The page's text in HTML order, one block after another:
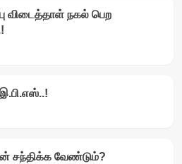
விடைத்தாள் நகல் பெற
சந்திக்க வேண்டும்?